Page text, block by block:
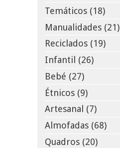
Temáticos (18)
Manualidades (21)
Reciclados (19)
Infantil (26)
Bebé (27)
Étnicos (9)
Artesanal (7)
Almofadas (68)
Quadros (20)